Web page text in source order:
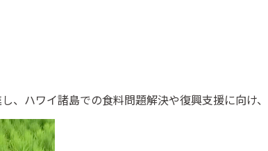
、ハワイ諸島での食料問題解決や復興支援に向け